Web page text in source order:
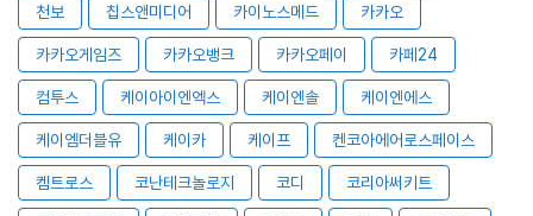
천보 칩스앤미디어 카이노스메드 카카오
카카오게임즈 카카오뱅크 카카오페이 카페24
컴투스 케이아이엔엑스 케이엔솔 케이엔에스
케이엠더블유 케이카 케이프 켄코아에어로스페이스
켐트로스 코난테크놀로지 코디 코리아써키트